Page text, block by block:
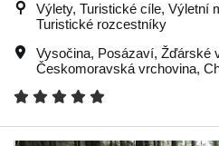
Výlety, Turistické cíle, Výletní
Turistické rozcestníky
Vysočina, Posázaví, Žďárské
Českomoravská vrchovina,